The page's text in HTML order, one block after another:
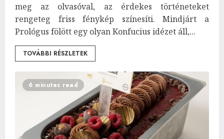
meg az olvasóval, az érdekes történeteket
rengeteg friss fénykép színesíti. Mindjárt a
Prológus fölött egy olyan Konfucius idézet áll,...
TOVÁBBI RÉSZLETEK
6 minutes read